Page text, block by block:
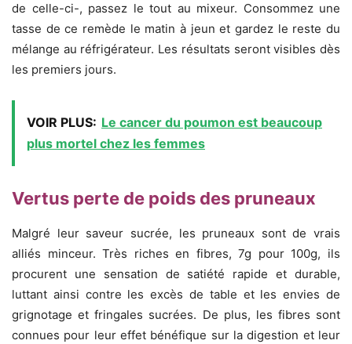
de celle-ci-, passez le tout au mixeur. Consommez une
tasse de ce remède le matin à jeun et gardez le reste du
mélange au réfrigérateur. Les résultats seront visibles dès
les premiers jours.
VOIR PLUS: Le cancer du poumon est beaucoup
plus mortel chez les femmes
Vertus perte de poids des pruneaux
Malgré leur saveur sucrée, les pruneaux sont de vrais
alliés minceur. Très riches en fibres, 7g pour 100g, ils
procurent une sensation de satiété rapide et durable,
luttant ainsi contre les excès de table et les envies de
grignotage et fringales sucrées. De plus, les fibres sont
connues pour leur effet bénéfique sur la digestion et leur